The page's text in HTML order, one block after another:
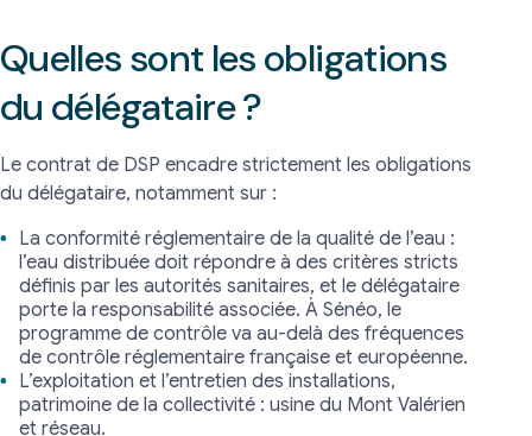
Quelles sont les obligations
du délégataire ?
Le contrat de DSP encadre strictement les obligations
du délégataire, notamment sur :
La conformité réglementaire de la qualité de l’eau :
l’eau distribuée doit répondre à des critères stricts
définis par les autorités sanitaires, et le délégataire
porte la responsabilité associée. À Sénéo, le
programme de contrôle va au-delà des fréquences
de contrôle réglementaire française et européenne.
L’exploitation et l’entretien des installations,
patrimoine de la collectivité : usine du Mont Valérien
et réseau.